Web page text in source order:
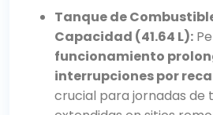
Tanque de
Capacidad (41.64 L):
funcionamiento
interrupciones por
crucial para jornadas de